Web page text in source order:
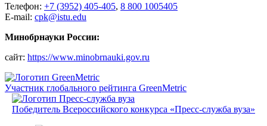
Телефон: +7 (3952) 405-405, 8 800 1005405
E-mail: cpk@istu.edu
Минобрнауки России:
сайт: https://www.minobrnauki.gov.ru
Участник глобального рейтинга GreenMetric
Победитель Всероссийского конкурса «Пресс-служба вуза»